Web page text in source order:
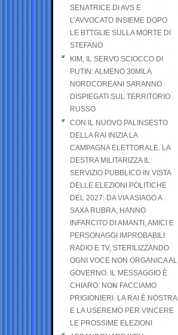
SENATRICE DI AVS E
L’AVVOCATO INSIEME DOPO
LE BTTGLIE SULLA MORTE DI
STEFANO
KIM, IL SERVO SCIOCCO DI
PUTIN: ALMENO 30MILA
NORDCOREANI SARANNO
DISPIEGATI SUL TERRITORIO
RUSSO
CON IL NUOVO PALINSESTO
DELLA RAI INIZIA LA
CAMPAGNA ELETTORALE. LA
DESTRA MILITARIZZA IL
SERVIZIO PUBBLICO IN VISTA
DELLE ELEZIONI POLITICHE
DEL 2027: DA VIA ASIAGO A
SAXA RUBRA, HANNO
INFARCITO DI AMANTI, AMICI E
PERSONAGGI IMPROBABILI
RADIO E TV, STERILIZZANDO
OGNI VOCE NON ORGANICA AL
GOVERNO. IL MESSAGGIO È
CHIARO: NON FACCIAMO
PRIGIONIERI. LA RAI È NOSTRA
E LA USEREMO PER VINCERE
LE PROSSIME ELEZIONI